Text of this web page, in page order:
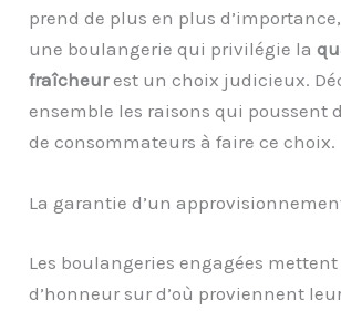
prend de plus en plus
une boulangerie qui privilégie la
fraîcheurest un choix judicieux.
ensemble les raisons qui poussent
de consommateurs à faire ce choix.
La garantie d’un
Les boulangeries engagées
d’honneur sur d’où proviennent